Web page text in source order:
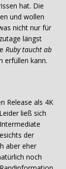
hat. Die
und wollen
nicht nur für
längst
Ruby taucht ab
erfüllen kann.
Release als 4K
ließ sich
der
aber eher
noch